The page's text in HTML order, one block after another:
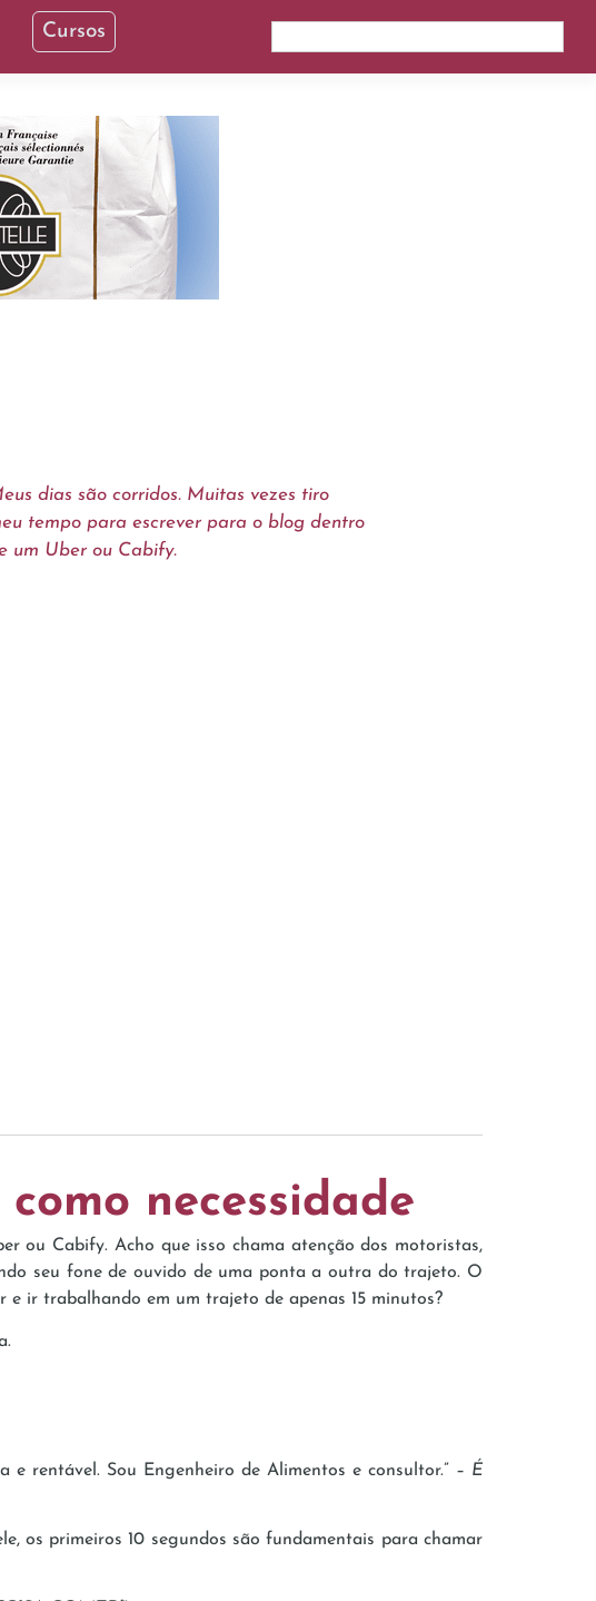
Cursos
dias são corridos. Muitas vezes tiro
tempo para escrever para o blog dentro
um Uber ou Cabify.
necessidade
ou Cabify. Acho que isso chama atenção dos motoristas,
seu fone de ouvido de uma ponta a outra do trajeto. O
ir trabalhando em um trajeto de apenas 15 minutos?
rentável. Sou Engenheiro de Alimentos e consultor.” – É
os primeiros 10 segundos são fundamentais para chamar